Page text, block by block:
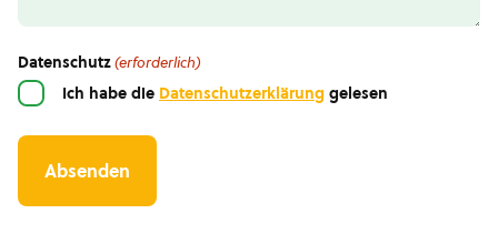
Datenschutz(erforderlich)
Ich habe die Datenschutzerklärung gelesen